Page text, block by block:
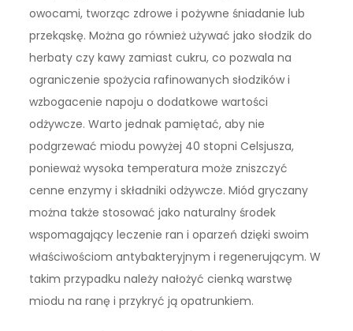
owocami, tworząc zdrowe i pożywne śniadanie lub
przekąskę. Można go również używać jako słodzik do
herbaty czy kawy zamiast cukru, co pozwala na
ograniczenie spożycia rafinowanych słodzików i
wzbogacenie napoju o dodatkowe wartości
odżywcze. Warto jednak pamiętać, aby nie
podgrzewać miodu powyżej 40 stopni Celsjusza,
ponieważ wysoka temperatura może zniszczyć
cenne enzymy i składniki odżywcze. Miód gryczany
można także stosować jako naturalny środek
wspomagający leczenie ran i oparzeń dzięki swoim
właściwościom antybakteryjnym i regenerującym. W
takim przypadku należy nałożyć cienką warstwę
miodu na ranę i przykryć ją opatrunkiem.